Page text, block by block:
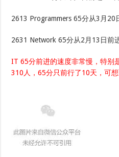
2613 Programmers 65分从3月20
2631 Network 65分从2月13日前
IT 65分前进的速度非常慢，特别
310人，65分只前行了10天，可